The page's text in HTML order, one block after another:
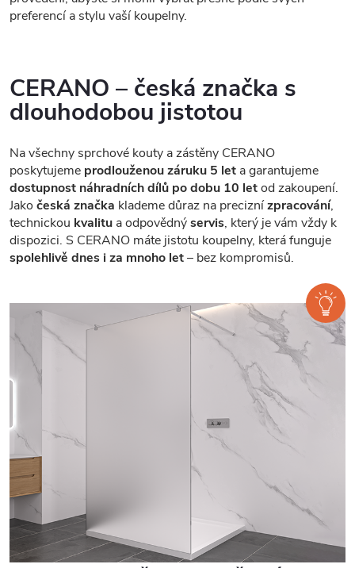
preferencí a stylu vaší koupelny.
CERANO – česká značka s
dlouhodobou jistotou
Na všechny sprchové kouty a zástěny CERANO
poskytujeme prodlouženou záruku 5 let a garantujeme
dostupnost náhradních dílů po dobu 10 letod zakoupení.
Jako česká značka klademe důraz na preciznízpracování,
technickou kvalitu a odpovědnýservis, který je vám vždy k
dispozici. S CERANO máte jistotu koupelny, která funguje
spolehlivě dnes i za mnoho let– bez kompromisů.